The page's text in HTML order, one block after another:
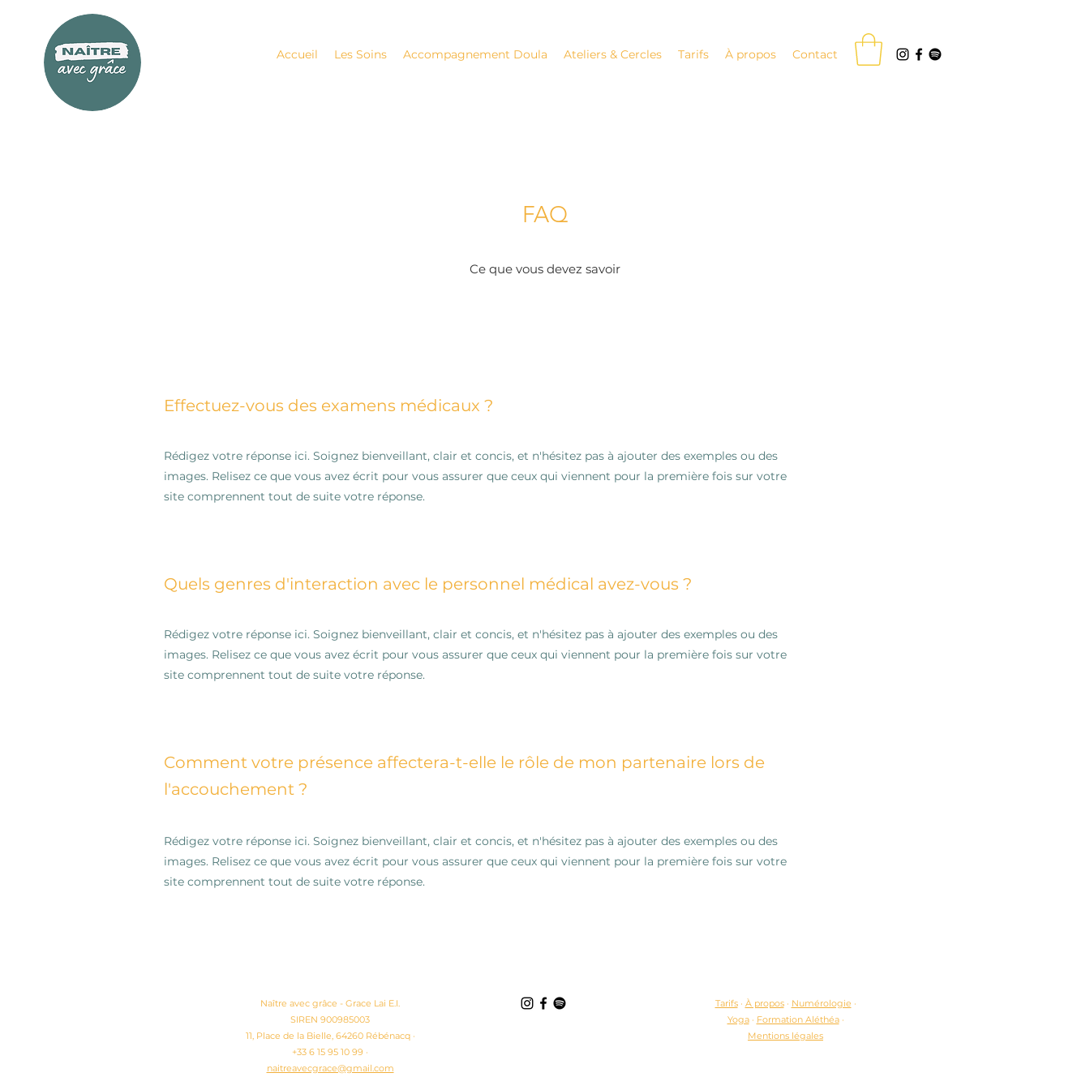
Accueil Les Soins Accompagnement Doula Ateliers & Cercles Tarifs À propos Contact
FAQ
Ce que vous devez savoir
Effectuez-vous des examens médicaux ?
Rédigez votre réponse ici. Soignez bienveillant, clair et concis, et n'hésitez pas à ajouter des exemples ou des
images. Relisez ce que vous avez écrit pour vous assurer que ceux qui viennent pour la première fois sur votre
site comprennent tout de suite votre réponse.
Quels genres d'interaction avec le personnel médical avez-vous ?
Rédigez votre réponse ici. Soignez bienveillant, clair et concis, et n'hésitez pas à ajouter des exemples ou des
images. Relisez ce que vous avez écrit pour vous assurer que ceux qui viennent pour la première fois sur votre
site comprennent tout de suite votre réponse.
Comment votre présence affectera-t-elle le rôle de mon partenaire lors de
l'accouchement ?
Rédigez votre réponse ici. Soignez bienveillant, clair et concis, et n'hésitez pas à ajouter des exemples ou des
images. Relisez ce que vous avez écrit pour vous assurer que ceux qui viennent pour la première fois sur votre
site comprennent tout de suite votre réponse.
Naître avec grâce - Grace Lai E.I.
SIREN 900985003
11, Place de la Bielle, 64260 Rébénacq ·
+33 6 15 95 10 99 ·
naitreavecgrace@gmail.com
Tarifs· À propos· Numérologie ·
Yoga· Formation Aléthéa·
Mentions légales